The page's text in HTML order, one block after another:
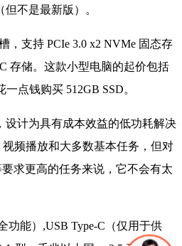
不是最新版）。
，支持 PCIe 3.0 x2 NVMe 固态存
存储。这款小型电脑的起价包括
点钱购买 512GB SSD。
设计为具有成本效益的低功耗解决
频播放和大多数基本任务，但对
求更高的任务来说，它不会有太
功能）,USB Type-C（仅用于供